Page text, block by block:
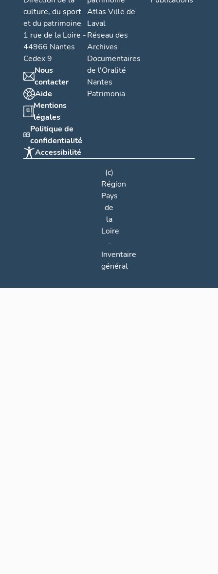
culture, du sport
et du patrimoine
1 rue de la Loire -
44966 Nantes
Cedex 9
Nous
contacter
Aide
Mentions
légales
Politique de
confidentialité
Accessibilité
Atlas Ville de
Laval
Réseau des
Archives
Documentaires
de l'Oralité
Nantes
Patrimonia
(c)
Région
Pays
de
la
Loire
-
Inventaire
général